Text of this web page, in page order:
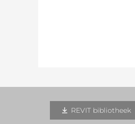
REVIT bibliotheek